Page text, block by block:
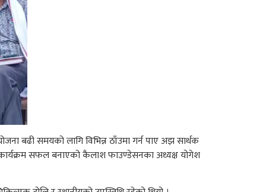
बढी समयको लागि विभिन्न ठाँउमा गर्न पाए अझ सार्थक
कार्यक्रम सफल बनाएको कैलाश फाउण्डेसनका अध्यक्ष योगेश